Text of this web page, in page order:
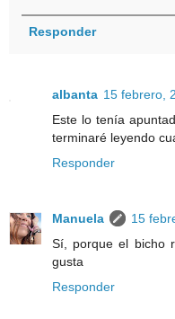
Responder
albanta 15 febrero,
Este lo tenía
terminaré leyendo
Responder
Manuela
15
Sí, porque el bicho
gusta
Responder